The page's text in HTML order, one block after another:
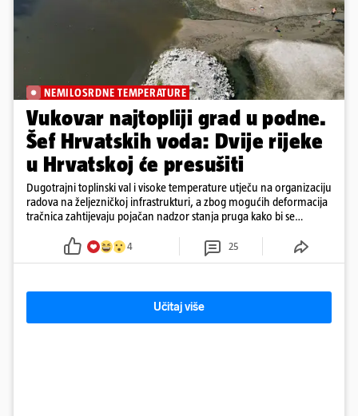
NEMILOSRDNE TEMPERATURE
Vukovar najtopliji grad u podne.
Šef Hrvatskih voda: Dvije rijeke
u Hrvatskoj će presušiti
Dugotrajni toplinski val i visoke temperature utječu na organizaciju
radova na željezničkoj infrastrukturi, a zbog mogućih deformacija
tračnica zahtijevaju pojačan nadzor stanja pruga kako bi se
4 25
Učitaj više